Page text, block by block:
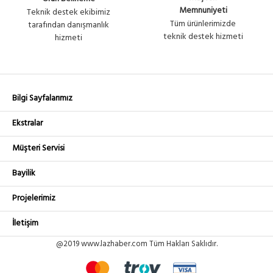
Repeater+Access Point+Bridge
Kablosu...
U808
Teknik destek ekibimiz
tarafından danışmanlık
hizmeti
Memnuniyeti
Tüm ürünlerimizde
teknik destek hizmeti
Bilgi Sayfalarımız
Ekstralar
Müşteri Servisi
Bayilik
Projelerimiz
İletişim
@2019 www.lazhaber.com Tüm Hakları Saklıdır.